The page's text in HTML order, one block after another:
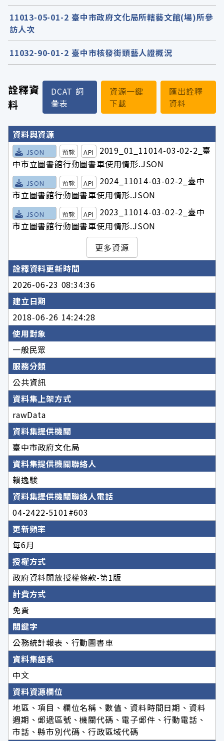
詮釋資
料
DCAT 詞
彙表
資源一鍵
下載
匯出詮釋
資料
詮釋資料詳細內容
資料與資源
JSON 預覽 API
2019_01_11014-03-02-2_臺
中市立圖書館行動圖書車使用情形.JSON
JSON 預覽 API
2024_11014-03-02-2_臺中
市立圖書館行動圖書車使用情形.JSON
JSON 預覽 API
2023_11014-03-02-2_臺中
市立圖書館行動圖書車使用情形.JSON
更多資源
詮釋資料更新時間
2026-06-23 08:34:36
建立日期
2018-06-26 14:24:28
使用對象
一般民眾
服務分類
公共資訊
資料集上架方式
rawData
資料集提供機關
臺中市政府文化局
資料集提供機關聯絡人
賴逸駿
資料集提供機關聯絡人電話
04-2422-5101#603
更新頻率
每6月
授權方式
政府資料開放授權條款-第1版
計費方式
免費
關鍵字
公務統計報表、行動圖書車
資料集語系
中文
資料資源欄位
地區、項目、欄位名稱、數值、資料時間日期、資料
週期、郵遞區號、機關代碼、電子郵件、行動電話、
市話、縣市別代碼、行政區域代碼
11013-05-01-2 臺中市政府文化局所轄藝文館(場)所參
訪人次
11032-90-01-2 臺中市核發街頭藝人證概況